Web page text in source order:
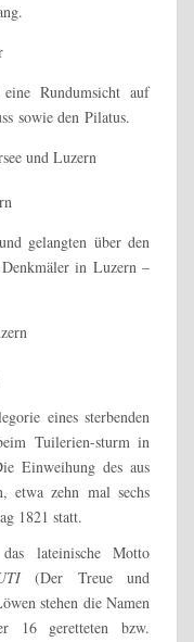
Rundumsicht auf
sowie den Pilatus.
gelangten über den
in Luzern –
eines sterbenden
Tuilerien-sturm in
Einweihung des aus
etwa zehn mal sechs
1821 statt.
lateinische Motto
(Der Treue und
stehen die Namen
16 geretteten bzw.